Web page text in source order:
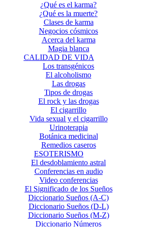
¿Qué es el karma?
¿Qué es la muerte?
Clases de karma
Negocios cósmicos
Acerca del karma
Magia blanca
CALIDAD DE VIDA
Los transgénicos
El alcoholismo
Las drogas
Tipos de drogas
El rock y las drogas
El cigarrillo
Vida sexual y el cigarrillo
Urinoterapia
Botánica medicinal
Remedios caseros
ESOTERISMO
El desdoblamiento astral
Conferencias en audio
Video conferencias
El Significado de los Sueños
Diccionario Sueños (A-C)
Diccionario Sueños (D-L)
Diccionario Sueños (M-Z)
Diccionario Números